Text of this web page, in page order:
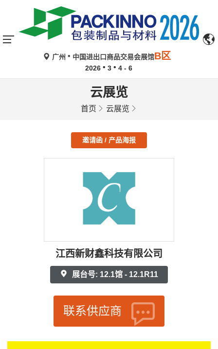
广州 中国进出口商品交易会展馆B区
2026 3 4 - 6
云展览
首页 云展览
邀请函 / 产品海报
江西新财鑫科技有限公司
展台号: 12.1馆 - 12.1R11
联系供应商